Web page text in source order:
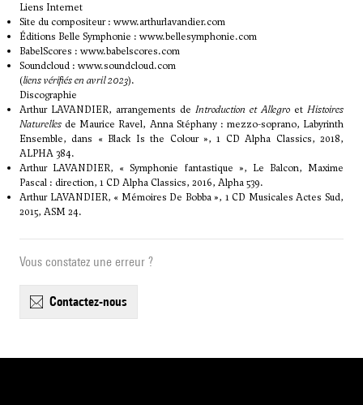
Liens Internet
Site du compositeur : www.arthurlavandier.com
Éditions Belle Symphonie : www.bellesymphonie.com
BabelScores : www.babelscores.com
Soundcloud : www.soundcloud.com
(liens vérifiés en avril 2023).
Discographie
Arthur LAVANDIER, arrangements de Introduction et Allegro et Histoires
Naturelles de Maurice Ravel, Anna Stéphany : mezzo-soprano, Labyrinth
Ensemble, dans « Black Is the Colour », 1 CD Alpha Classics, 2018,
ALPHA 384.
Arthur LAVANDIER, « Symphonie fantastique », Le Balcon, Maxime
Pascal : direction, 1 CD Alpha Classics, 2016, Alpha 539.
Arthur LAVANDIER, « Mémoires De Bobba », 1 CD Musicales Actes Sud,
2015, ASM 24.
Vous constatez une erreur ?
contactez-nous